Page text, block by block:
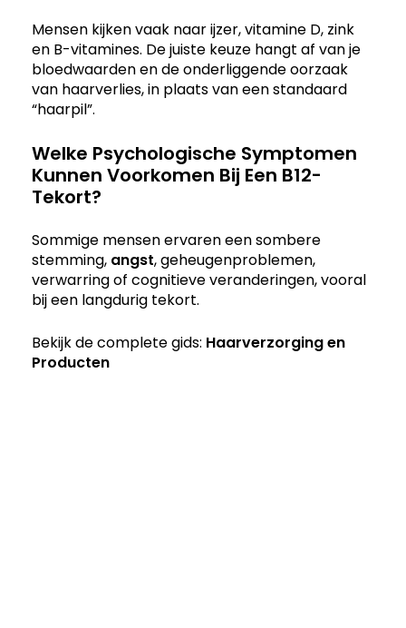
Mensen kijken vaak naar ijzer, vitamine D, zink
en B-vitamines. De juiste keuze hangt af van je
bloedwaarden en de onderliggende oorzaak
van haarverlies, in plaats van een standaard
“haarpil”.
Welke Psychologische Symptomen
Kunnen Voorkomen Bij Een B12-
Tekort?
Sommige mensen ervaren een sombere
stemming, angst, geheugenproblemen,
verwarring of cognitieve veranderingen, vooral
bij een langdurig tekort.
Bekijk de complete gids: Haarverzorging en
Producten